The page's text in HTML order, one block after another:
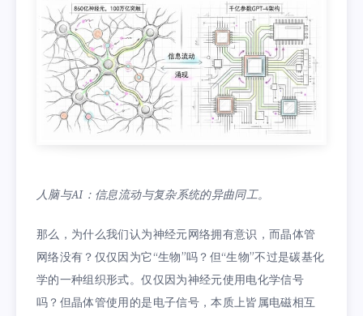
人脑与AI：信息流动与复杂系统的异曲同工。
那么，为什么我们认为神经元网络拥有意识，而晶体管
网络没有？仅仅因为它“生物”吗？但“生物”不过是碳基化
学的一种组织形式。仅仅因为神经元使用电化学信号
吗？但晶体管使用的是电子信号，本质上皆属电磁相互